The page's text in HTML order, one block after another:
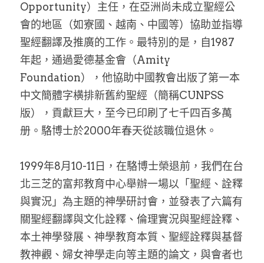
Opportunity）主任，在亞洲尚未成立聖經公
會的地區（如寮國、越南、中國等）協助並指導
聖經翻譯及推廣的工作。最特別的是，自1987
年起，通過愛德基金會（Amity
Foundation），他協助中國教會出版了第一本
中文簡體字横排新舊約聖經（簡稱CUNPSS
版），貢獻巨大，至今已印刷了七千四百多萬
册。駱博士於2000年春天從該職位退休。
1999年8月10-11日，在駱博士榮退前，我們在台
北三芝的富邦教育中心舉辦一場以「聖經、詮釋
與實況」為主題的神學研討會，並發表了六篇有
關聖經翻譯與文化詮釋、倫理實況與聖經詮釋、
本土神學發展、神學教育本質、聖經詮釋與基督
教神觀、婦女神學走向等主題的論文，與會者也